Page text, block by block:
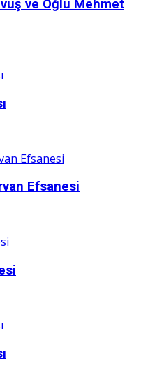
ve Oğlu Mehmet
Efsanesi